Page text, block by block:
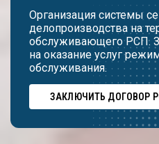
Организация системы
делопроизводства на
обслуживающего РСП.
на оказание услуг
обслуживания.
ЗАКЛЮЧИТЬ ДОГОВОР